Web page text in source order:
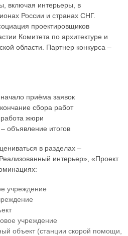
включая интерьеры, в
России и странах СНГ.
проектировщиков
Комитета по архитектуре и
области. Партнер конкурса –
приёма заявок
сбора работ
жюри
объявление итогов
в разделах –
интерьер», «Проект
учреждение
учреждение
объект (станции скорой помощи,